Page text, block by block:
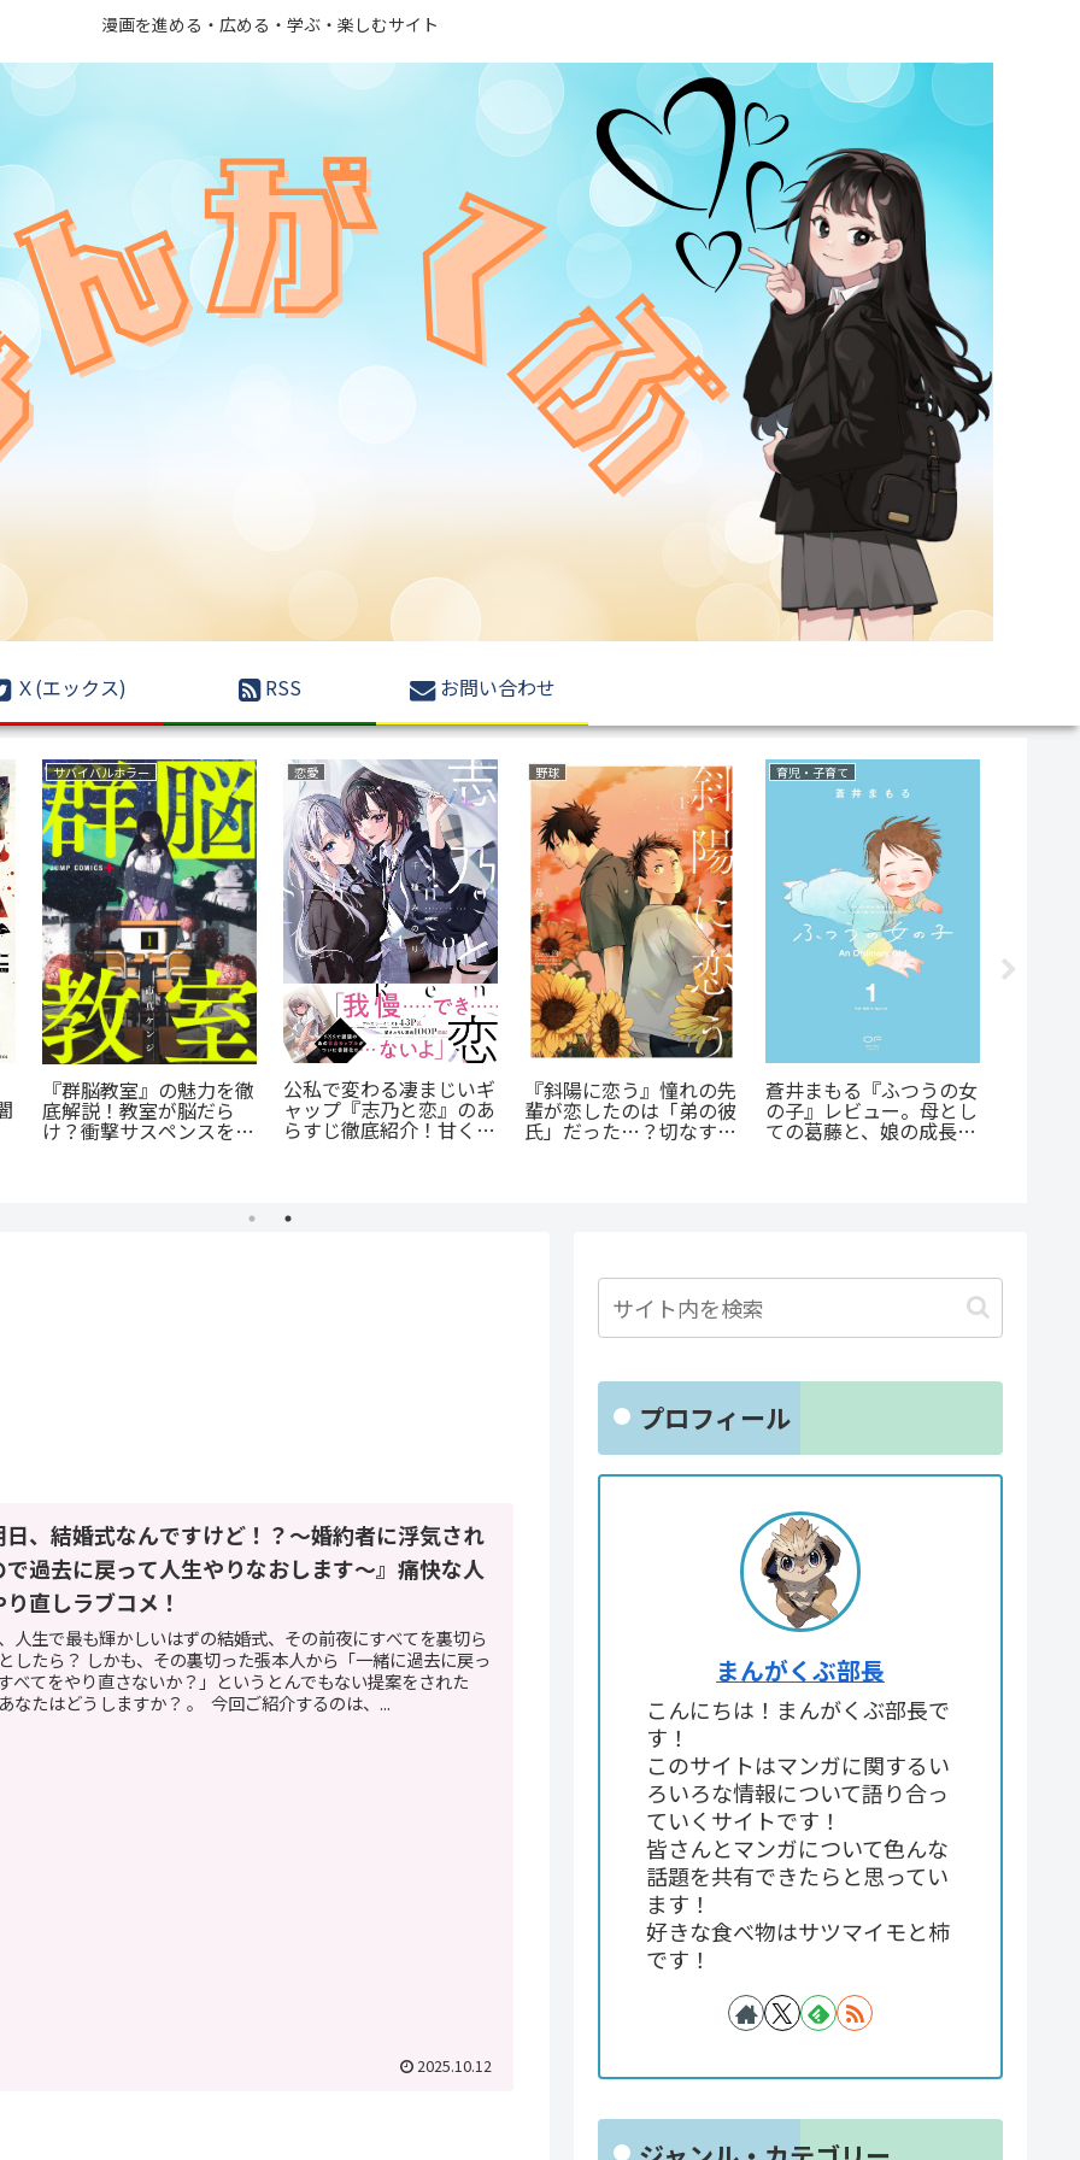
漫画を進める・広める・学ぶ・楽しむサイト
Ｘ(エックス) RSS お問い合わせ
サバイバルホラー
『群脳教室』の魅力を徹
底解説！教室が脳だら
け？衝撃サスペンスを今
恋愛
公私で変わる凄まじいギ
ャップ『志乃と恋』のあ
らすじ徹底紹介！甘くて
野球
『斜陽に恋う』憧れの先
輩が恋したのは「弟の彼
氏」だった…？切なすぎ
育児・子育て
蒼井まもる『ふつうの女
の子』レビュー。母とし
ての葛藤と、娘の成長に
涙が止まらない
日、結婚式なんですけど！？～婚約者に浮気され
で過去に戻って人生やりなおします～』痛快な人
直しラブコメ！
人生で最も輝かしいはずの結婚式、その前夜にすべてを裏切ら
したら？ しかも、その裏切った張本人から「一緒に過去に戻っ
べてをやり直さないか？」というとんでもない提案をされた
なたはどうしますか？ 。 今回ご紹介するのは、...
2025.10.12
プロフィール
まんがくぶ部長
こんにちは！まんがくぶ部長で
す！
このサイトはマンガに関するい
ろいろな情報について語り合っ
ていくサイトです！
皆さんとマンガについて色んな
話題を共有できたらと思ってい
ます！
好きな食べ物はサツマイモと柿
です！